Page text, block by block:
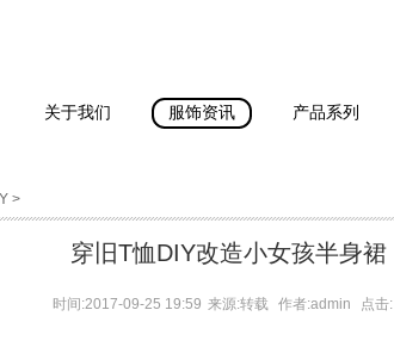
关于我们 服饰资讯 产品系列
>
穿旧T恤DIY改造小女孩半身裙
时间:2017-09-25 19:59 来源:转载 作者:admin 点击: